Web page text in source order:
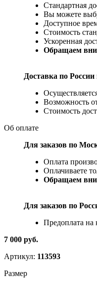
Стандартная
Вы можете
Доступное
Стоимость
Ускоренная
Обращаем
Доставка по
Возможность
Стоимость
Об оплате
Для заказов по
Оплата
Оплачиваете
Обращаем
Для заказов по
Предоплата на
7 000 руб.
Артикул: 113593
Размер